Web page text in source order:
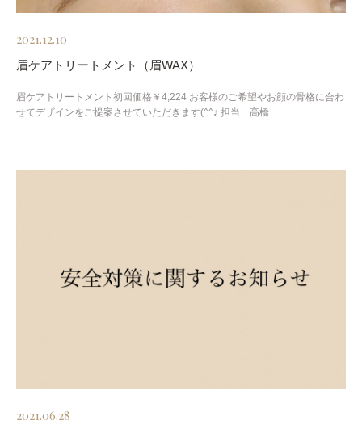
2021.12.10
眉ケアトリートメント（眉WAX）
眉ケアトリートメント初回価格￥4,224 お客様のご希望やお顔の骨格に合わ
せてデザインをご提案させていただきます(^^♪ 担当 高橋
2021.06.28